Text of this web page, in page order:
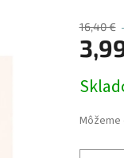
16,40 €
cena: